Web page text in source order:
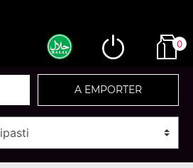
0
A EMPORTER